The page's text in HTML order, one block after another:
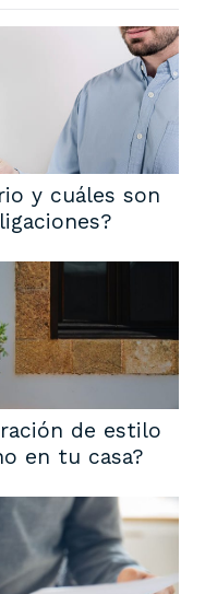
y cuáles son
de estilo
en tu casa?